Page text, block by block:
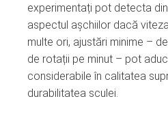
experimentați pot detecta
aspectul așchiilor dacă
multe ori, ajustări minime –
de rotații pe minut – pot
considerabile în calitatea
durabilitatea sculei.